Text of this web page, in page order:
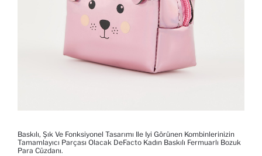
Baskılı, Şık Ve Fonksiyonel Tasarımı Ile Iyi Görünen Kombinlerinizin
Tamamlayıcı Parçası Olacak DeFacto Kadın Baskılı Fermuarlı Bozuk
Para Cüzdanı.